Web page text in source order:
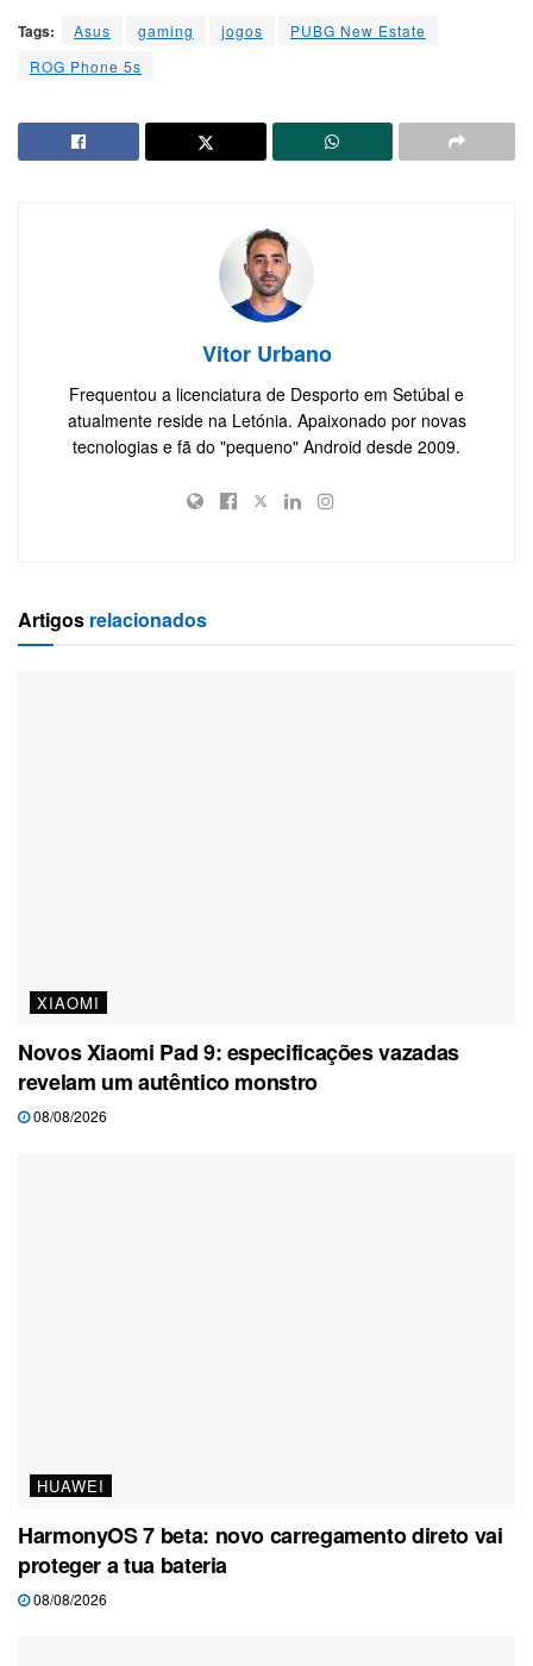
Tags: Asus gaming jogos
PUBG New Estate
ROG Phone 5s
Vitor Urbano
Frequentou a licenciatura de Desporto em Setúbal e
atualmente reside na Letónia. Apaixonado por novas
tecnologias e fã do "pequeno" Android desde 2009.
Artigos relacionados
XIAOMI
Novos Xiaomi Pad 9: especificações vazadas
revelam um autêntico monstro
08/08/2026
HUAWEI
HarmonyOS 7 beta: novo carregamento direto vai
proteger a tua bateria
08/08/2026